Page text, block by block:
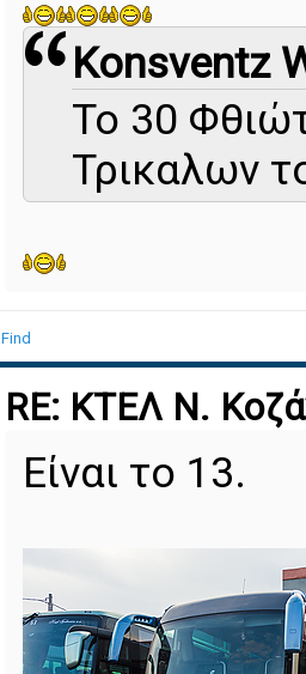
Konsventz
Το 30
Τρικαλων
Find
RE: ΚΤΕΛ Ν.
Είναι το 13.